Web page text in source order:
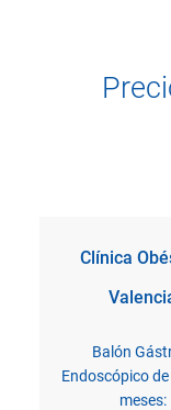
Clínica
Balón
Endoscópico
meses: